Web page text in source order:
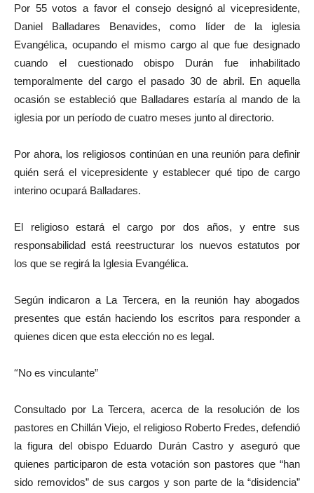
Por 55 votos a favor el consejo designó al vicepresidente,
Daniel Balladares Benavides, como líder de la iglesia
Evangélica, ocupando el mismo cargo al que fue designado
cuando el cuestionado obispo Durán fue inhabilitado
temporalmente del cargo el pasado 30 de abril. En aquella
ocasión se estableció que Balladares estaría al mando de la
iglesia por un período de cuatro meses junto al directorio.
Por ahora, los religiosos continúan en una reunión para definir
quién será el vicepresidente y establecer qué tipo de cargo
interino ocupará Balladares.
El religioso estará el cargo por dos años, y entre sus
responsabilidad está reestructurar los nuevos estatutos por
los que se regirá la Iglesia Evangélica.
Según indicaron a La Tercera, en la reunión hay abogados
presentes que están haciendo los escritos para responder a
quienes dicen que esta elección no es legal.
“No es vinculante”
Consultado por La Tercera, acerca de la resolución de los
pastores en Chillán Viejo, el religioso Roberto Fredes, defendió
la figura del obispo Eduardo Durán Castro y aseguró que
quienes participaron de esta votación son pastores que “han
sido removidos” de sus cargos y son parte de la “disidencia”